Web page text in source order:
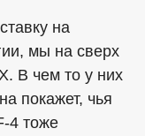
на
мы на сверх
В чем то у них
покажет, чья
4 тоже